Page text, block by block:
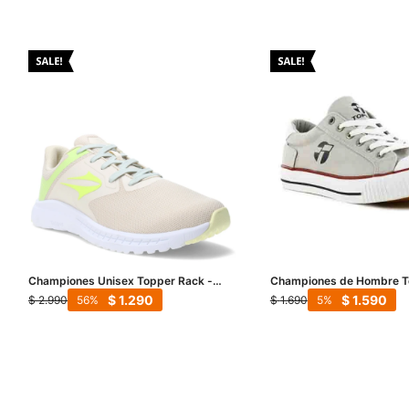
Championes Unisex Topper Rack -
Beige - Verde Lima
$ 2.990 $1.290
56
Championes de Hombre
Wagon - Beige
$ 1.690 $1.590
5